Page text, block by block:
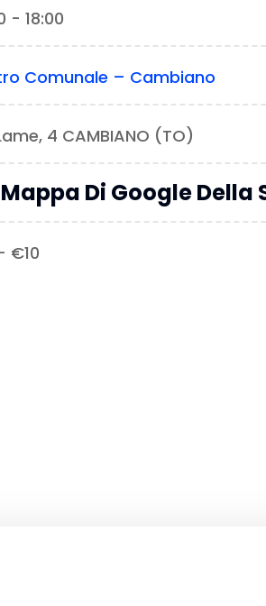
- 18:00
Comunale – Cambiano
4 CAMBIANO (TO)
Di Google Della
€10